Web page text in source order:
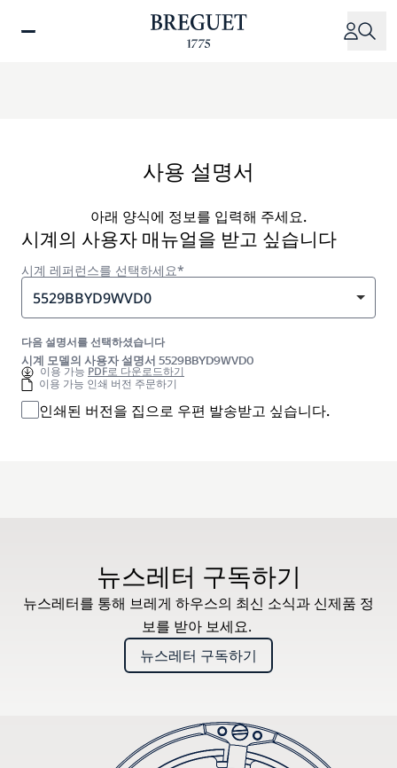
사용 설명서
아래 양식에 정보를 입력해 주세요.
시계의 사용자 매뉴얼을 받고 싶습니다
시계 레퍼런스를 선택하세요*
5529BBYD9WVD0
다음 설명서를 선택하셨습니다
시계 모델의 사용자 설명서 5529BBYD9WVD0
이용 가능 PDF로 다운로드하기
이용 가능 인쇄 버전 주문하기
인쇄된 버전을 집으로 우편 발송받고 싶습니다.
뉴스레터 구독하기
뉴스레터를 통해 브레게 하우스의 최신 소식과 신제품 정
보를 받아 보세요.
뉴스레터 구독하기